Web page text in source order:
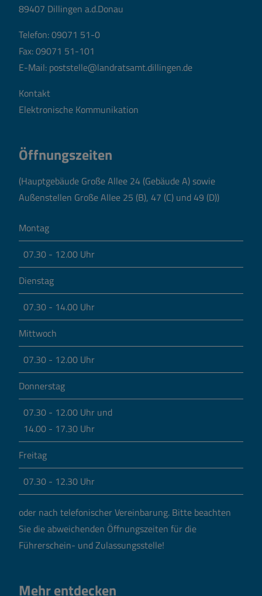
89407 Dillingen a.d.Donau
Telefon:09071 51-0
Fax: 09071 51-101
E-Mail: poststelle@landratsamt.dillingen.de
Kontakt
Elektronische Kommunikation
Öffnungszeiten
(Hauptgebäude Große Allee 24 (Gebäude A) sowie
Außenstellen Große Allee 25 (B), 47 (C) und 49 (D))
Montag
07.30 - 12.00 Uhr
Dienstag
07.30 - 14.00 Uhr
Mittwoch
07.30 - 12.00 Uhr
Donnerstag
07.30 - 12.00 Uhr und
14.00 - 17.30 Uhr
Freitag
07.30 - 12.30 Uhr
oder nach telefonischer Vereinbarung. Bitte beachten
Sie die abweichenden Öffnungszeiten für die
Führerschein- und Zulassungsstelle!
Mehr entdecken